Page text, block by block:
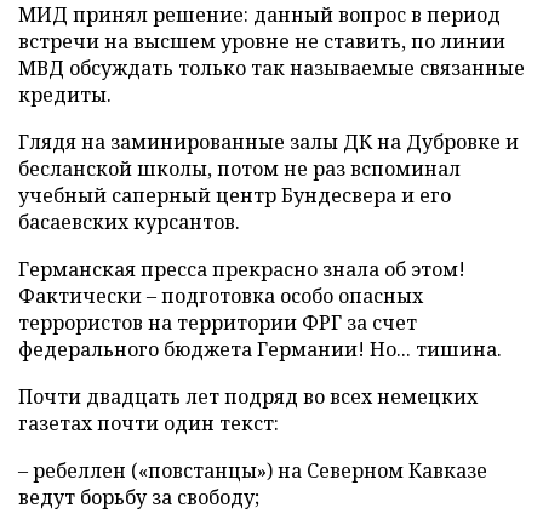
МИД принял решение: данный вопрос в период
встречи на высшем уровне не ставить, по линии
МВД обсуждать только так называемые связанные
кредиты.
Глядя на заминированные залы ДК на Дубровке и
бесланской школы, потом не раз вспоминал
учебный саперный центр Бундесвера и его
басаевских курсантов.
Германская пресса прекрасно знала об этом!
Фактически – подготовка особо опасных
террористов на территории ФРГ за счет
федерального бюджета Германии! Но... тишина.
Почти двадцать лет подряд во всех немецких
газетах почти один текст:
– ребеллен («повстанцы») на Северном Кавказе
ведут борьбу за свободу;